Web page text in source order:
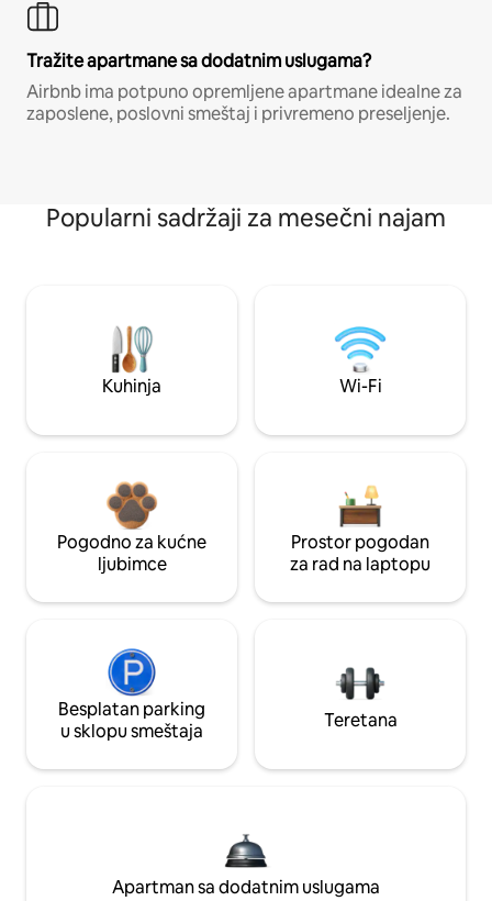
Tražite apartmane sa dodatnim uslugama?
Airbnb ima potpuno opremljene apartmane idealne za
zaposlene, poslovni smeštaj i privremeno preseljenje.
Popularni sadržaji za mesečni najam
Kuhinja Wi-Fi
Pogodno za kućne
ljubimce
Prostor pogodan
za rad na laptopu
Besplatan parking
u sklopu smeštaja
Teretana
Apartman sa dodatnim uslugama